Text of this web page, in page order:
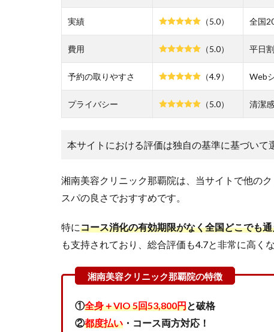
合評
価は
以
上！
2
SBC
湘南
美容
ニッ
ク那
の悪
コミ
査し
た結
「待
ち時
あ
る」
実績 （5.0） 全国
費用 （5.0） 平日
予約の取りやすさ （4.9） Web
プライバシー （5.0） 清潔
本サイトにおける評価は独自の基準に基づいて
湘南美容クリニック那覇院は、当サイトで他の
スパの良さでおすすめです。
特にコース消化の有効期限がなく全国どこでも
も支持されており、総合評価も4.7と非常に高くな
①全身＋VIO 5回53,800円と破格
②都度払い ・コース両方対応！